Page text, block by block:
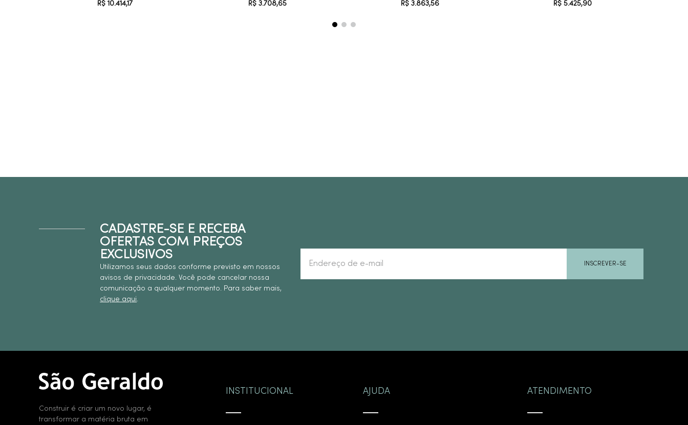
R$ 10.414,17 R$ 3.708,65 R$ 3.863,56 R$ 5.425,90
CADASTRE-SE E RECEBA
OFERTAS COM PREÇOS
EXCLUSIVOS
Utilizamos seus dados conforme previsto em nossos
avisos de privacidade. Você pode cancelar nossa
comunicação a qualquer momento. Para saber mais,
clique aqui.
INSCREVER-SE
Construir é criar um novo lugar, é
transformar a matéria bruta em
INSTITUCIONAL AJUDA ATENDIMENTO